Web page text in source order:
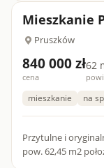
Mieszkanie
Pruszków
840 000 zł
cena
62
mieszkanie na
Przytulne i
pow. 62,45 m2